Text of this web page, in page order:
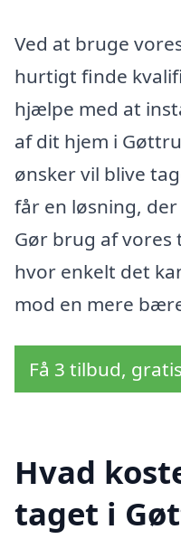
Ved at bruge
hurtigt finde
hjælpe med at
af dit hjem i
ønsker vil blive
får en løsning,
Gør brug af vores
hvor enkelt det
mod en mere
Få 3 tilbud,
Hvad
taget i